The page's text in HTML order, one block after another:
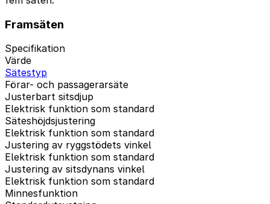
Framsäten
Specifikation
Värde
Sätestyp
Förar- och passagerarsäte
Justerbart sitsdjup
Elektrisk funktion som standard
Säteshöjdsjustering
Elektrisk funktion som standard
Justering av ryggstödets vinkel
Elektrisk funktion som standard
Justering av sitsdynans vinkel
Elektrisk funktion som standard
Minnesfunktion